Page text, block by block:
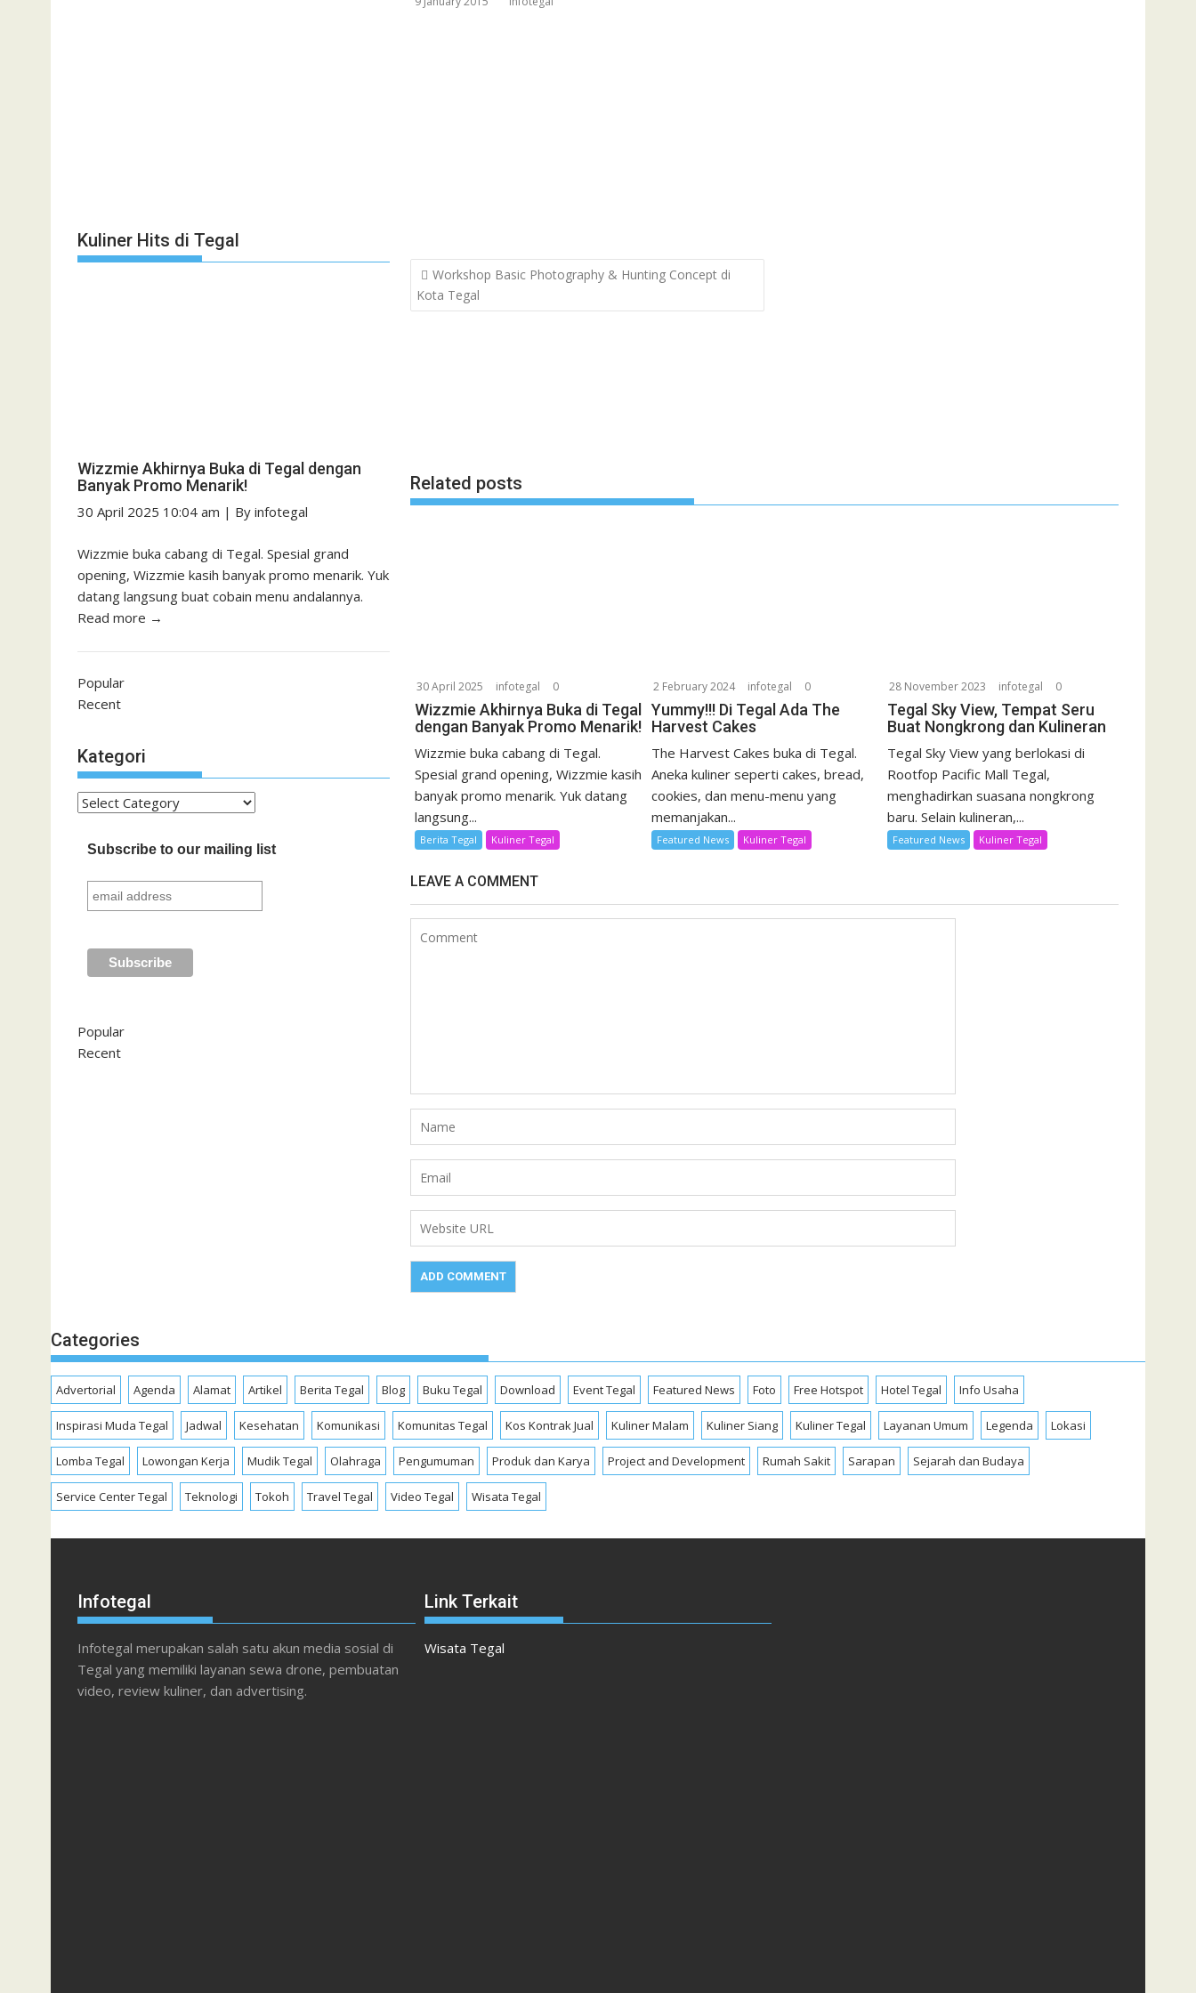
Post
navigation
Workshop Basic Photography & Hunting Concept di
Kota Tegal
Related posts
30 April 2025 infotegal 0
Wizzmie Akhirnya Buka di Tegal
dengan Banyak Promo Menarik!
Wizzmie buka cabang di Tegal.
Spesial grand opening, Wizzmie kasih
banyak promo menarik. Yuk datang
langsung...
Berita Tegal Kuliner Tegal
2 February 2024 infotegal 0
Yummy!!! Di Tegal Ada The
Harvest Cakes
The Harvest Cakes buka di Tegal.
Aneka kuliner seperti cakes, bread,
cookies, dan menu-menu yang
memanjakan...
Featured News Kuliner Tegal
28 November 2023 infotegal 0
Tegal Sky View, Tempat Seru
Buat Nongkrong dan Kulineran
Tegal Sky View yang berlokasi di
Rootfop Pacific Mall Tegal,
menghadirkan suasana nongkrong
baru. Selain kulineran,...
Featured News Kuliner Tegal
LEAVE A COMMENT
Kuliner Hits di Tegal
Wizzmie Akhirnya Buka di Tegal dengan
Banyak Promo Menarik!
30 April 2025 10:04 am | By infotegal
Wizzmie buka cabang di Tegal. Spesial grand
opening, Wizzmie kasih banyak promo menarik. Yuk
datang langsung buat cobain menu andalannya.
Read more →
Popular
Recent
Kategori
Kategori
Subscribe to our mailing list
Popular
Recent
Categories
Advertorial Agenda Alamat Artikel Berita Tegal Blog Buku Tegal Download Event Tegal Featured News Foto Free Hotspot Hotel Tegal Info Usaha
Inspirasi Muda Tegal Jadwal Kesehatan Komunikasi Komunitas Tegal Kos Kontrak Jual Kuliner Malam Kuliner Siang Kuliner Tegal Layanan Umum Legenda Lokasi
Lomba Tegal Lowongan Kerja Mudik Tegal Olahraga Pengumuman Produk dan Karya Project and Development Rumah Sakit Sarapan Sejarah dan Budaya
Service Center Tegal Teknologi Tokoh Travel Tegal Video Tegal Wisata Tegal
Infotegal
Infotegal merupakan salah satu akun media sosial di
Tegal yang memiliki layanan sewa drone, pembuatan
video, review kuliner, dan advertising.
Link Terkait
Wisata Tegal